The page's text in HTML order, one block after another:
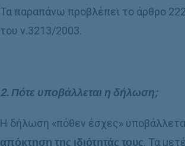
Τα παραπάνω προβλέπει το άρθρο
του ν.3213/2003.
2. Πότε υποβάλλεται η δήλωση;
Η δήλωση «πόθεν έσχες»
απόκτηση της ιδιότητάς τους. Τα